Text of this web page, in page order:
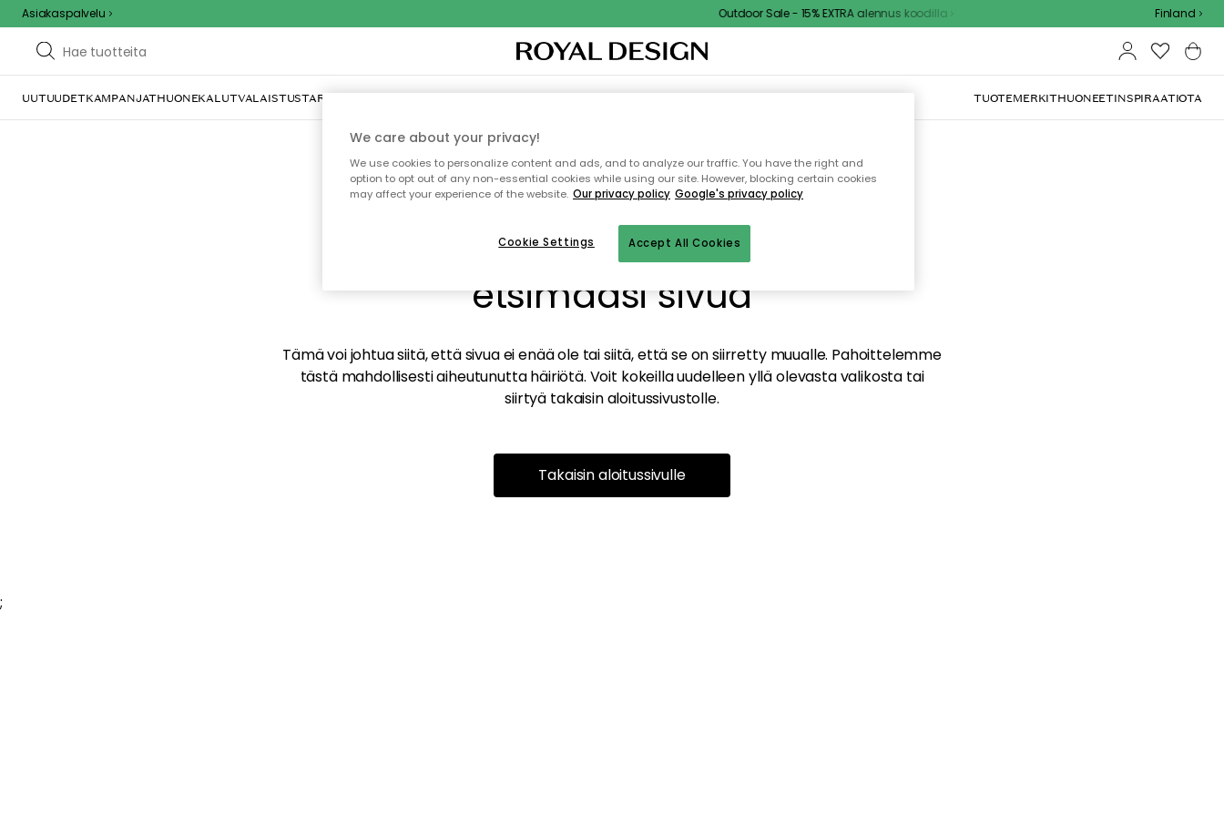
Asiakaspalvelu Outdoor Sale - 15% EXTRA alennus koodilla Finland
UUTUUDETKAMPANJATHUONEKALUTVALAISTUSTARJOILU JA KATTAUSSISUSTUSTEKSTIILIT & MATOTKEITTIÖSÄILYTYSULKOKALUSTEET TUOTEMERKITHUONEETINSPIRAATIOTA
Emme valitettavasti löydä
etsimääsi sivua
Tämä voi johtua siitä, että sivua ei enää ole tai siitä, että se on siirretty muualle. Pahoittelemme
tästä mahdollisesti aiheutunutta häiriötä. Voit kokeilla uudelleen yllä olevasta valikosta tai
siirtyä takaisin aloitussivustolle.
Takaisin aloitussivulle
;
We care about your privacy!
We use cookies to personalize content and ads, and to analyze our traffic. You have the right and
option to opt out of any non-essential cookies while using our site. However, blocking certain cookies
may affect your experience of the website. Our privacy policy Google's privacy policy
Accept All Cookies
Cookie Settings